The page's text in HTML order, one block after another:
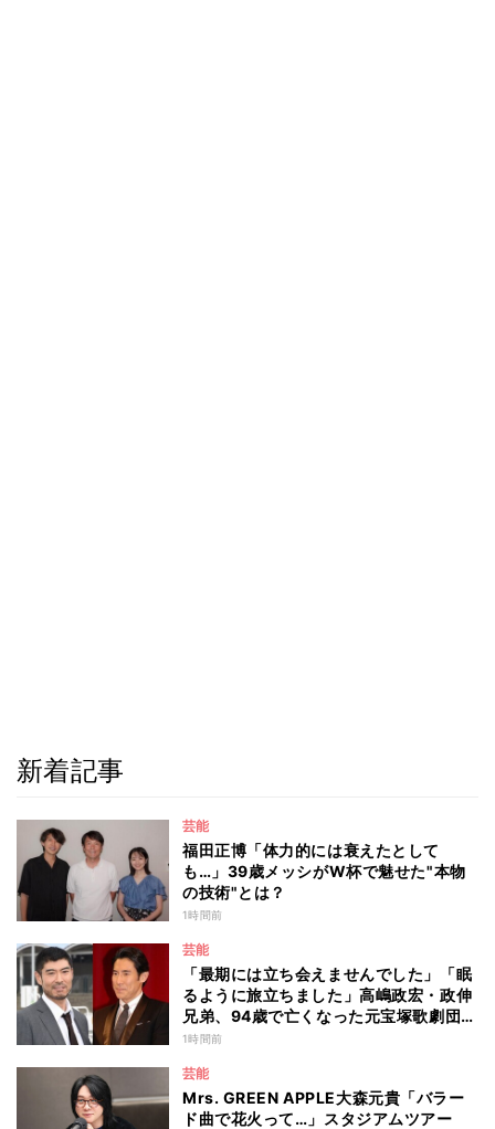
新着記事
芸能
福田正博「体力的には衰えたとして
も…」39歳メッシがW杯で魅せた"本物
の技術"とは？
1時間前
芸能
「最期には立ち会えませんでした」「眠
るように旅立ちました」高嶋政宏・政伸
兄弟、94歳で亡くなった元宝塚歌劇団ト
ップスターの母・寿美花代を追悼 ここ
いた
1時間前
芸能
Mrs. GREEN APPLE大森元貴「バラー
ド曲で花火って…」スタジアムツアー